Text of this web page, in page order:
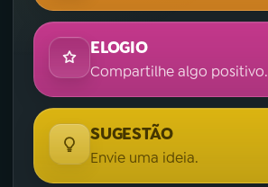
ELOGIO
Compartilhe algo positivo.
SUGESTÃO
Envie uma ideia.